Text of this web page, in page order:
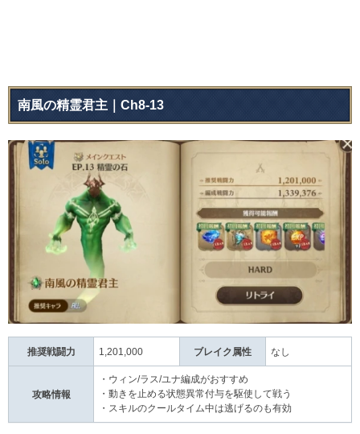
南風の精霊君主｜Ch8-13
推奨戦闘力 1,201,000 ブレイク属性 なし
攻略情報
・ウィン/ラス/ユナ編成がおすすめ
・動きを止める状態異常付与を駆使して戦う
・スキルのクールタイム中は逃げるのも有効